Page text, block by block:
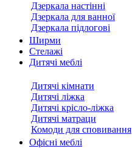
Дзеркала настінні
Дзеркала для ванної
Дзеркала підлогові
Ширми
Стелажі
Дитячі меблі
Дитячі кімнати
Дитячі ліжка
Дитячі крісло-ліжка
Дитячі матраци
Комоди для сповивання
Офісні меблі